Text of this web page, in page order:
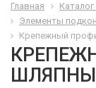
Главная
Элементы
Крепежный